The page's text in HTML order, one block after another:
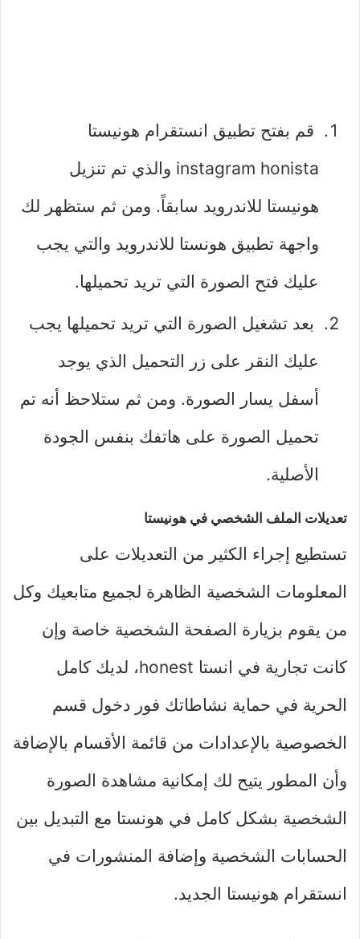
قم بفتح تطبيق انستقرام هونيستا
instagram honista والذي تم تنزيل
هونيستا للاندرويد سابقاً. ومن ثم ستظهر لك
واجهة تطبيق هونستا للاندرويد والتي يجب
عليك فتح الصورة التي تريد تحميلها.
بعد تشغيل الصورة التي تريد تحميلها يجب
عليك النقر على زر التحميل الذي يوجد
أسفل يسار الصورة. ومن ثم ستلاحظ أنه تم
تحميل الصورة على هاتفك بنفس الجودة
الأصلية.
تعديلات الملف الشخصي في هونيستا
تستطيع إجراء الكثير من التعديلات على
المعلومات الشخصية الظاهرة لجميع متابعيك وكل
من يقوم بزيارة الصفحة الشخصية خاصة وإن
كانت تجارية في انستا honest، لديك كامل
الحرية في حماية نشاطاتك فور دخول قسم
الخصوصية بالإعدادات من قائمة الأقسام بالإضافة
وأن المطور يتيح لك إمكانية مشاهدة الصورة
الشخصية بشكل كامل في هونستا مع التبديل بين
الحسابات الشخصية وإضافة المنشورات في
انستقرام هونيستا الجديد.